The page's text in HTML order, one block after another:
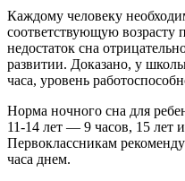
Каждому человеку
соответствующую возрасту
недостаток сна
развитии. Доказано, у
часа, уровень
Норма ночного сна для
11-14 лет — 9 часов, 15 лет
Первоклассникам
часа днем.